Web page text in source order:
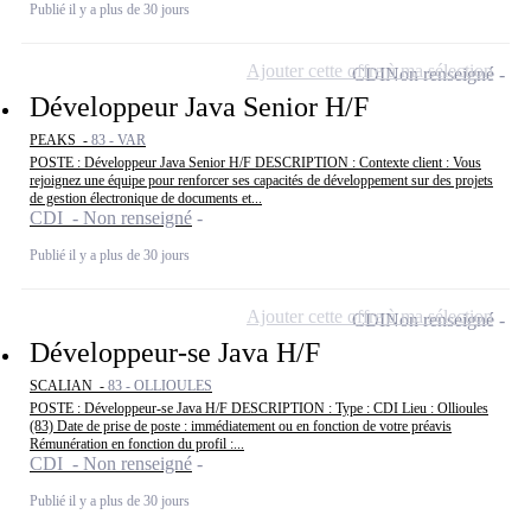
Publié il y a plus de 30 jours
Développeur Java Senior H/F
PEAKS - 83 - VAR
POSTE : Développeur Java Senior H/F DESCRIPTION : Contexte client : Vous
rejoignez une équipe pour renforcer ses capacités de développement sur des projets
de gestion électronique de documents et...
CDI - Non renseigné
Publié il y a plus de 30 jours
CDINon renseigné
Ajouter cette offre à ma sélection
Développeur-se Java H/F
SCALIAN - 83 - OLLIOULES
POSTE : Développeur-se Java H/F DESCRIPTION : Type : CDI Lieu : Ollioules
(83) Date de prise de poste : immédiatement ou en fonction de votre préavis
Rémunération en fonction du profil :...
CDI - Non renseigné
Publié il y a plus de 30 jours
CDINon renseigné
Ajouter cette offre à ma sélection